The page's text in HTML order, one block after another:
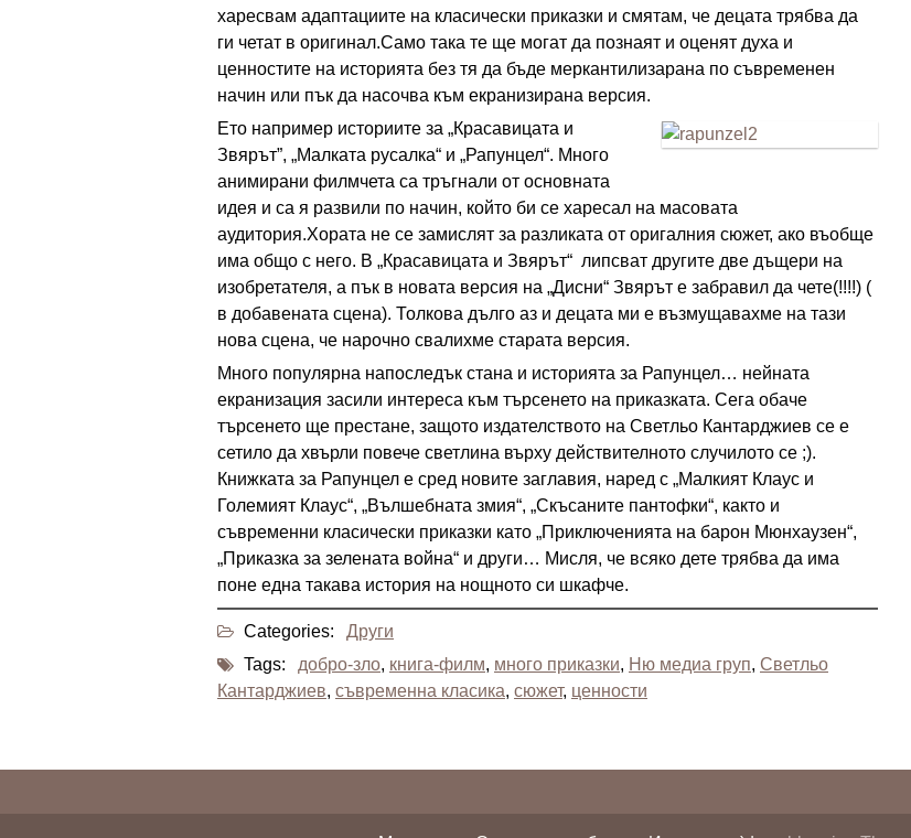
харесвам адаптациите на класически приказки и смятам, че децата трябва да
ги четат в оригинал.Само така те ще могат да познаят и оценят духа и
ценностите на историята без тя да бъде меркантилизарана по съвременен
начин или пък да насочва към екранизирана версия.
Ето например историите за „Красавицата и
Звярът”, „Малката русалка“ и „Рапунцел“. Много
анимирани филмчета са тръгнали от основната
идея и са я развили по начин, който би се харесал на масовата
аудитория.Хората не се замислят за разликата от оригалния сюжет, ако въобще
има общо с него. В „Красавицата и Звярът“ липсват другите две дъщери на
изобретателя, а пък в новата версия на „Дисни“ Звярът е забравил да чете(!!!!) (
в добавената сцена). Толкова дълго аз и децата ми е възмущавахме на тази
нова сцена, че нарочно свалихме старата версия.
Много популярна напоследък стана и историята за Рапунцел… нейната
екранизация засили интереса към търсенето на приказката. Сега обаче
търсенето ще престане, защото издателството на Светльо Кантарджиев се е
сетило да хвърли повече светлина върху действителното случилото се ;).
Книжката за Рапунцел е сред новите заглавия, наред с „Малкият Клаус и
Големият Клаус“, „Вълшебната змия“, „Скъсаните пантофки“, както и
съвременни класически приказки като „Приключенията на барон Мюнхаузен“,
„Приказка за зелената война“ и други… Мисля, че всяко дете трябва да има
поне една такава история на нощното си шкафче.
Categories:
Други
Tags:
добро-зло, книга-филм, много приказки, Ню медиа груп, Светльо
Кантарджиев, съвременна класика, сюжет, ценности